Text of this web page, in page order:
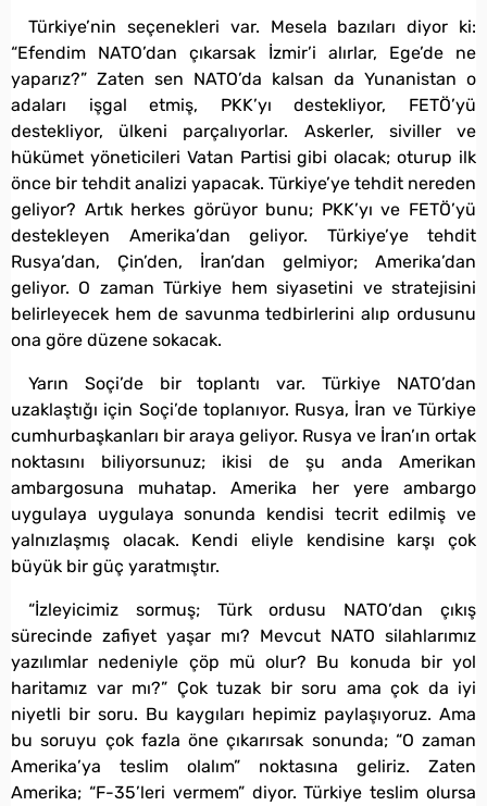
Türkiye’nin seçenekleri var. Mesela bazıları diyor ki:
“Efendim NATO’dan çıkarsak İzmir’i alırlar, Ege’de ne
yaparız?” Zaten sen NATO’da kalsan da Yunanistan o
adaları işgal etmiş, PKK’yı destekliyor, FETÖ’yü
destekliyor, ülkeni parçalıyorlar. Askerler, siviller ve
hükümet yöneticileri Vatan Partisi gibi olacak; oturup ilk
önce bir tehdit analizi yapacak. Türkiye’ye tehdit nereden
geliyor? Artık herkes görüyor bunu; PKK’yı ve FETÖ’yü
destekleyen Amerika’dan geliyor. Türkiye’ye tehdit
Rusya’dan, Çin’den, İran’dan gelmiyor; Amerika’dan
geliyor. O zaman Türkiye hem siyasetini ve stratejisini
belirleyecek hem de savunma tedbirlerini alıp ordusunu
ona göre düzene sokacak.
Yarın Soçi’de bir toplantı var. Türkiye NATO’dan
uzaklaştığı için Soçi’de toplanıyor. Rusya, İran ve Türkiye
cumhurbaşkanları bir araya geliyor. Rusya ve İran’ın ortak
noktasını biliyorsunuz; ikisi de şu anda Amerikan
ambargosuna muhatap. Amerika her yere ambargo
uygulaya uygulaya sonunda kendisi tecrit edilmiş ve
yalnızlaşmış olacak. Kendi eliyle kendisine karşı çok
büyük bir güç yaratmıştır.
“İzleyicimiz sormuş; Türk ordusu NATO’dan çıkış
sürecinde zafiyet yaşar mı? Mevcut NATO silahlarımız
yazılımlar nedeniyle çöp mü olur? Bu konuda bir yol
haritamız var mı?” Çok tuzak bir soru ama çok da iyi
niyetli bir soru. Bu kaygıları hepimiz paylaşıyoruz. Ama
bu soruyu çok fazla öne çıkarırsak sonunda; “O zaman
Amerika’ya teslim olalım” noktasına geliriz. Zaten
Amerika; “F-35’leri vermem” diyor. Türkiye teslim olursa